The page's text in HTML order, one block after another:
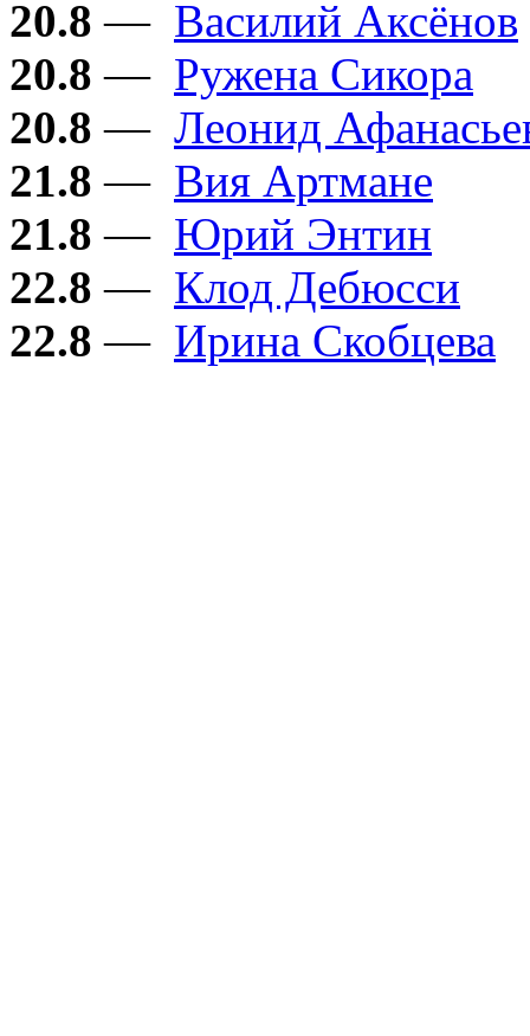
20.8 — Василий Аксёнов
20.8 — Ружена Сикора
20.8 — Леонид
21.8 — Вия Артмане
21.8 — Юрий Энтин
22.8 — Клод Дебюсси
22.8 — Ирина Скобцева